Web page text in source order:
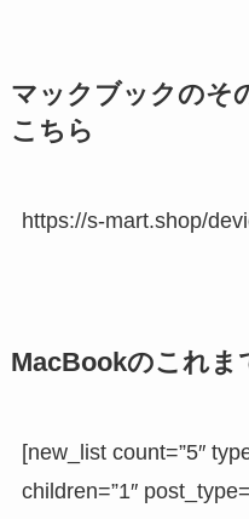
マックブックのそ
こちら
https://s-mart.shop/
MacBookのこれま
[new_list count=”5″
children=”1″